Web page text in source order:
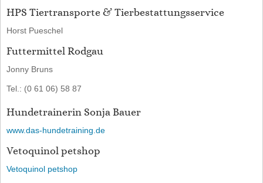
HPS Tiertransporte & Tierbestattungsservice
Horst Pueschel
Futtermittel Rodgau
Jonny Bruns
Tel.: (0 61 06) 58 87
Hundetrainerin Sonja Bauer
www.das-hundetraining.de
Vetoquinol petshop
Vetoquinol petshop